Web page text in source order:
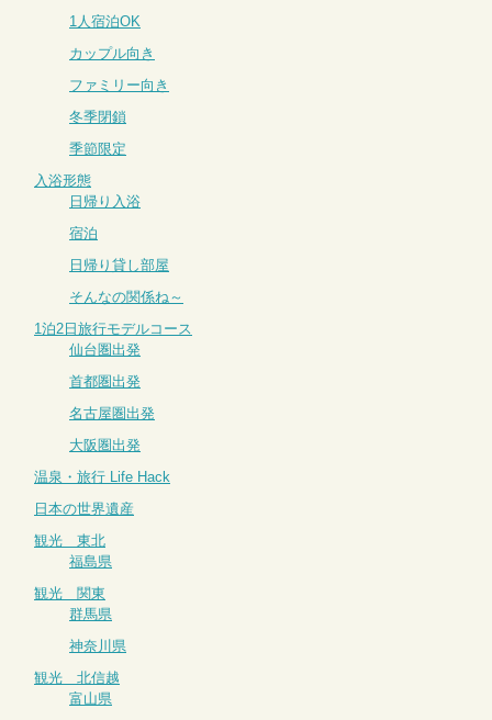
1人宿泊OK
カップル向き
ファミリー向き
冬季閉鎖
季節限定
入浴形態
日帰り入浴
宿泊
日帰り貸し部屋
そんなの関係ね～
1泊2日旅行モデルコース
仙台圏出発
首都圏出発
名古屋圏出発
大阪圏出発
温泉・旅行 Life Hack
日本の世界遺産
観光 東北
福島県
観光 関東
群馬県
神奈川県
観光 北信越
富山県